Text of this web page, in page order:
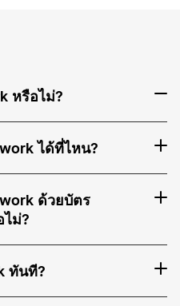
หรือไม่?
ได้ที่ไหน?
ด้วยบัตร
ไม่?
ทันที?